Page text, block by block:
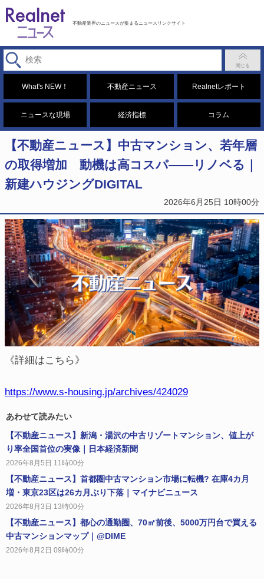
不動産業界のニュースが集まるニュースリンクサイト
What's NEW！ 不動産ニュース Realnetレポート
ニュースな現場 経済指標 コラム
【不動産ニュース】中古マンション、若年層
の取得増加 動機は高コスパ――リノベる｜
新建ハウジングDIGITAL
2026年6月25日 10時00分
《詳細はこちら》
https://www.s-housing.jp/archives/424029
あわせて読みたい
【不動産ニュース】新潟・湯沢の中古リゾートマンション、値上が
り率全国首位の実像｜日本経済新聞
2026年8月5日 11時00分
【不動産ニュース】首都圏中古マンション市場に転機? 在庫4カ月
増・東京23区は26カ月ぶり下落｜マイナビニュース
2026年8月3日 13時00分
【不動産ニュース】都心の通勤圏、70㎡前後、5000万円台で買える
中古マンションマップ｜@DIME
2026年8月2日 09時00分